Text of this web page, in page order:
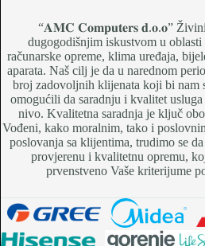
“𝐀𝐌𝐂 𝐂𝐨𝐦𝐩𝐮𝐭𝐞𝐫𝐬 𝐝.𝐨.𝐨”
dugogodišnjim iskustvom u oblasti
računarske opreme, klima uređaja,
aparata. Naš cilj je da u narednom
broj zadovoljnih klijenata koji bi nam
omogućili da saradnju i kvalitet
nivo. Kvalitetna saradnja je ključ
Vođeni, kako moralnim, tako i
poslovanja sa klijentima, trudimo se
provjerenu i kvalitetnu opremu,
prvenstveno Vaše kriterijume